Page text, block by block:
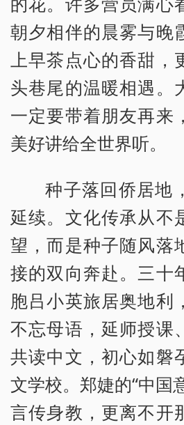
朝夕相伴的晨雾与晚
上早茶点心的香甜，
头巷尾的温暖相遇。
一定要带着朋友再来
美好讲给全世界听。
种子落回侨居地
延续。文化传承从不
望，而是种子随风落
接的双向奔赴。三十
胞吕小英旅居奥地利
不忘母语，延师授课
共读中文，初心如磐
文学校。郑婕的“中国
言传身教，更离不开